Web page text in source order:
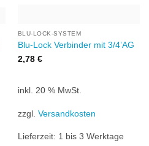
BLU-LOCK-SYSTEM
Blu-Lock Verbinder mit 3/4’AG
2,78 €
inkl. 20 % MwSt.
zzgl. Versandkosten
Lieferzeit: 1 bis 3 Werktage